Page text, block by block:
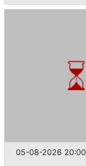
05-08-2026 20:00